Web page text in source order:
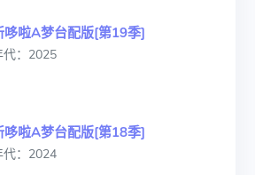
哆啦A梦台配版[第19季]
代：2025
哆啦A梦台配版[第18季]
代：2024